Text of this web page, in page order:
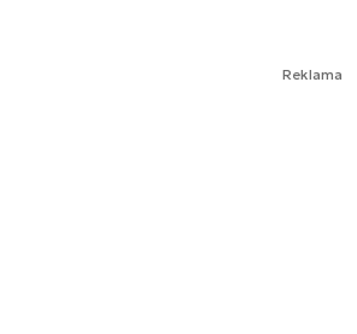
Reklama